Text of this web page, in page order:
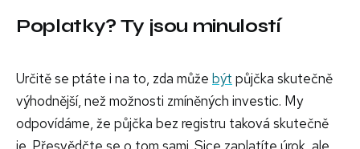
Poplatky? Ty jsou minulostí
Určitě se ptáte i na to, zda může být půjčka skutečně
výhodnější, než možnosti zmíněných investic. My
odpovídáme, že půjčka bez registru taková skutečně